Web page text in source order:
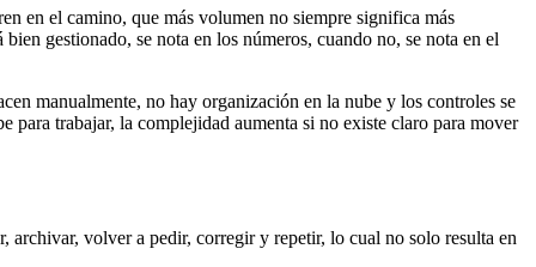
en el camino, que más volumen no siempre significa más
gestionado, se nota en los números, cuando no, se nota en el
manualmente, no hay organización en la nube y los controles se
para trabajar, la complejidad aumenta si no existe claro para mover
archivar, volver a pedir, corregir y repetir, lo cual no solo resulta en